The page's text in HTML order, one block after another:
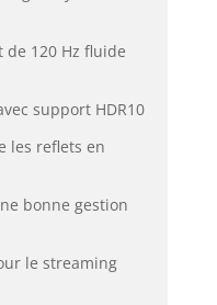
120 Hz fluide
support HDR10
les reflets en
bonne gestion
le streaming